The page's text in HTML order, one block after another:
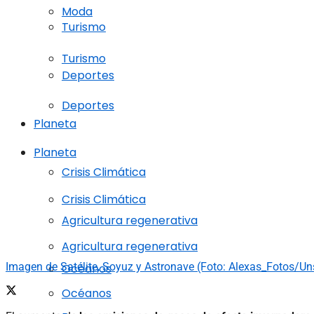
Turismo
Deportes
Planeta
Crisis Climática
Agricultura regenerativa
Océanos
Moda
Turismo
Deportes
Planeta
Crisis Climática
Agricultura regenerativa
Océanos
Imagen de Satélite, Soyuz y Astronave (Foto: Alexas_Fotos/